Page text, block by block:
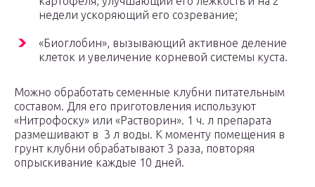
недели ускоряющий его созревание;
«Биоглобин», вызывающий активное деление
клеток и увеличение корневой системы куста.
Можно обработать семенные клубни питательным
составом. Для его приготовления используют
«Нитрофоску» или «Растворин». 1 ч. л препарата
размешивают в 3 л воды. К моменту помещения в
грунт клубни обрабатывают 3 раза, повторяя
опрыскивание каждые 10 дней.